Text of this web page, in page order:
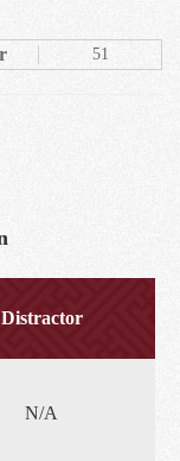
51
Distractor
N/A